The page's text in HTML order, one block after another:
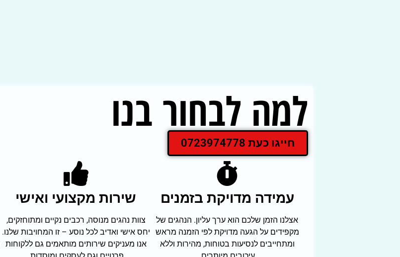
למה לבחור בנו
חייגו כעת 0723974778
עמידה מדויקת בזמנים
אצלנו הזמן שלכם הוא ערך עליון. הנהגים של
מקפידים על הגעה מדויקת לפי הזמנה מראש
ומתחייבים לנסיעות בטוחות, מהירות וללא
שירות מקצועי ואישי
צוות נהגים מנוסה, רכבים נקיים ומתוחזקים,
יחס אישי ואדיב לכל נוסע – זו המחויבות שלנו.
אנו מעניקים שירותים מותאמים גם ללקוחות